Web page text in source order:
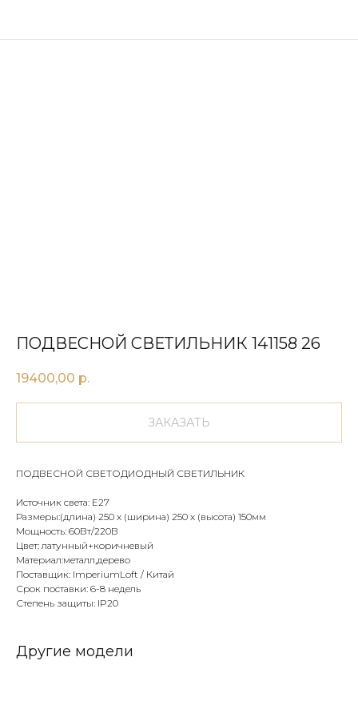
ПОДВЕСНОЙ СВЕТИЛЬНИК 141158 26
19400,00 р.
ЗАКАЗАТЬ
ПОДВЕСНОЙ СВЕТОДИОДНЫЙ СВЕТИЛЬНИК
Источник света: Е27
Размеры:(длина) 250 х (ширина) 250 х (высота) 150мм
Мощность: 60Вт/220В
Цвет: латунный+коричневый
Материал:металл,дерево
Поставщик: ImperiumLoft / Китай
Срок поставки: 6-8 недель
Степень защиты: IP20
Другие модели